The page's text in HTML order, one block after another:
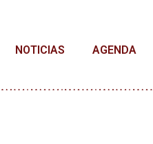
NOTICIAS AGENDA